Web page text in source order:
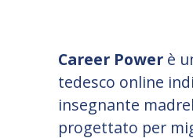
Career Power è
tedesco online
insegnante
progettato per